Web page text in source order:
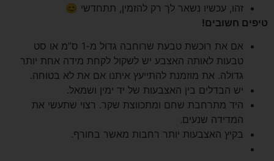
זהו, עכשיו נשאר לך רק להזמין, תתחדשי 😊
טיפים חשובים!
אם את רוכשת טבעת שרוחבה גדול מ-1 ס”מ או סט
טבעות לאותה האצבע יש לשקול לקחת מידה אחת יותר
גדולה. את מוזמנת להתייעץ איתנו אם את לא בטוחה.
יש הבדלים בין האצבעות של יד ימין ושמאל.
היד מתרחבת שחם ומתכווצת שקר. רצוי שתעשי את
המדידה שנעים.
בקיץ האצבעות יותר רחבות מאשר בחורף.